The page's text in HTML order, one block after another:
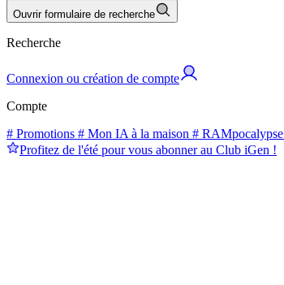
Ouvrir formulaire de recherche
Recherche
Connexion ou création de compte
Compte
# Promotions # Mon IA à la maison # RAMpocalypse
Profitez de l'été pour vous abonner au Club iGen !